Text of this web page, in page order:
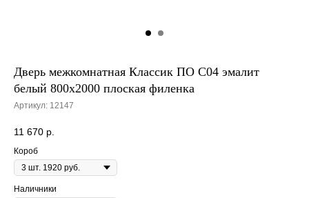
Дверь межкомнатная Классик ПО С04 эмалит
белый 800х2000 плоская филенка
Артикул: 12147
11 670 р.
Короб
Наличники